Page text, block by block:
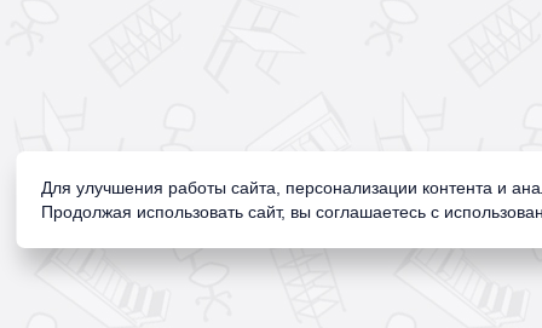
Для улучшения работы сайта, персонализации контента и
Продолжая использовать сайт, вы соглашаетесь с